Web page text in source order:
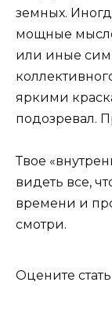
земных.
мощные
или иные
яркими
подозревал.
Твое
видеть все,
времени и
смотри.
Оцените